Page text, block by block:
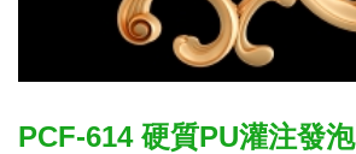
PCF-614 硬質PU灌注發泡